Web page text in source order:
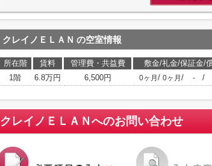
クレイノＥＬＡＮ の空室情報
所在階 賃料 管理費・共益費 敷金/礼金/保証金/
1階
6.8万円 6,500円 0ヶ月 / 0ヶ月 / - /
クレイノＥＬＡＮへのお問い合わせ